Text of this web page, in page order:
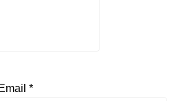
Email *